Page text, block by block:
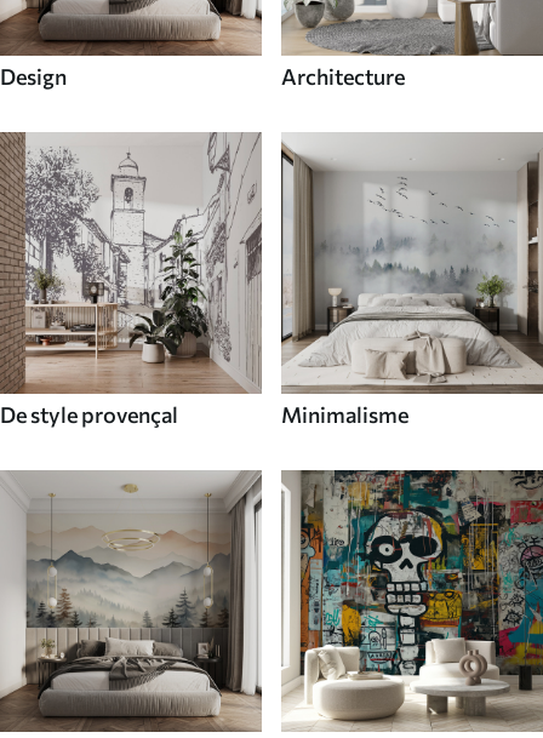
Design Architecture
De style provençal Minimalisme